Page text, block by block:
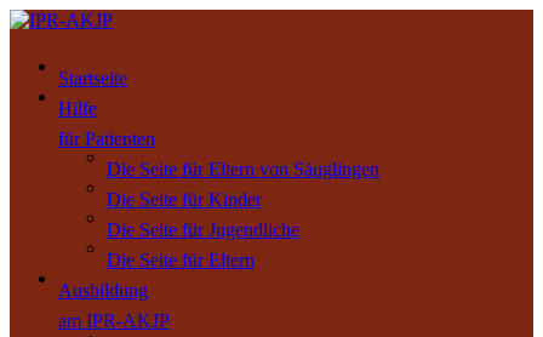
Startseite
Hilfe
für Patienten
Die Seite für Eltern von Säuglingen
Die Seite für Kinder
Die Seite für Jugendliche
Die Seite für Eltern
Ausbildung
am IPR-AKJP